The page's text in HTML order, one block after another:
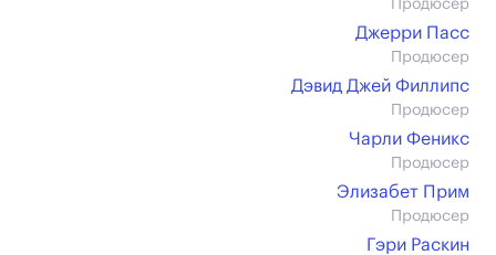
Продюсер
Джерри Пасс
Продюсер
Дэвид Джей Филлипс
Продюсер
Чарли Феникс
Продюсер
Элизабет Прим
Продюсер
Гэри Раскин